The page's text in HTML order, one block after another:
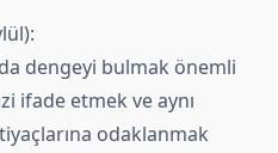
dengeyi bulmak önemli
ifade etmek ve aynı
odaklanmak